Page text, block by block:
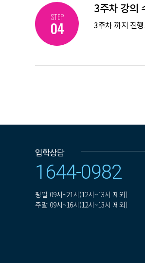
STEP
04
3주차 강의
3주차 까지 진
입학상담
1644-0982
평일 09시~21시(12시~13시 제외)
주말 09시~16시(12시~13시 제외)